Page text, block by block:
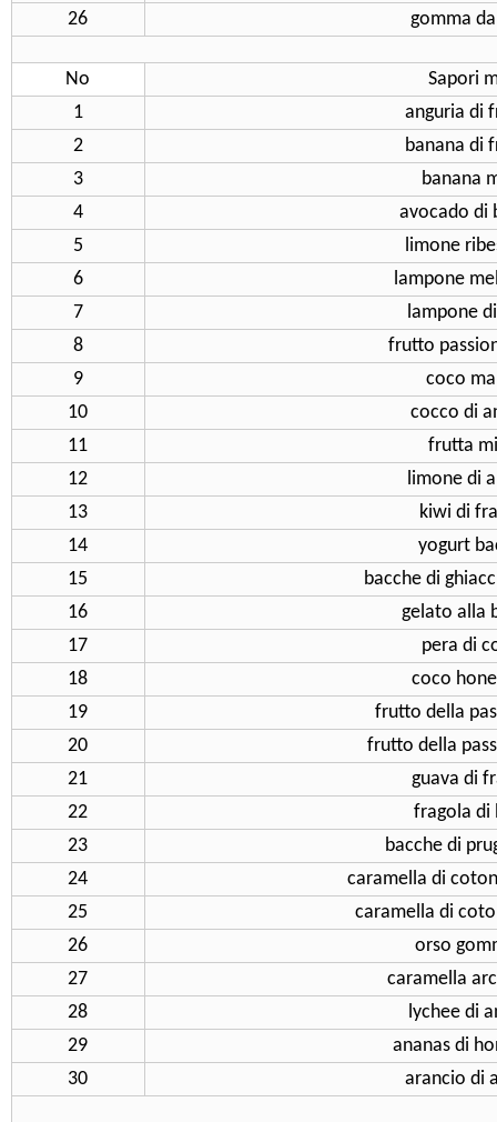
26
gomma
No
Sapori
1
anguria di
2
banana di
3
banana
4
avocado di
5
limone
6
lampone
7
lampone
8
frutto
9
coco
10
cocco di
11
frutta
12
limone di
13
kiwi di
14
yogurt
15
bacche di
16
gelato alla
17
pera di
18
coco
19
frutto della
20
frutto della
21
guava di
22
fragola di
23
bacche di
24
caramella di
25
caramella di
26
orso
27
caramella
28
lychee di
29
ananas di
30
arancio di